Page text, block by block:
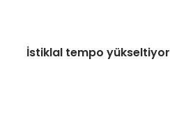
İstiklal tempo yükseltiyor